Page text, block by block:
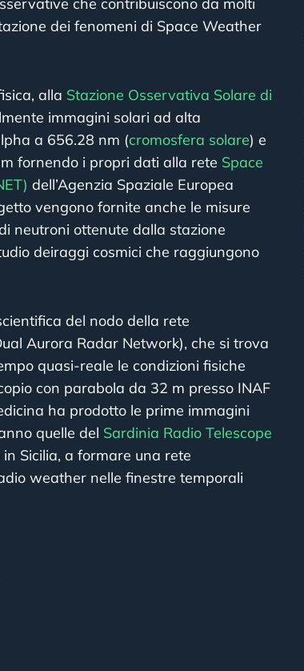
dei fenomeni di Space Weather
alla Stazione Osservativa Solare di
immagini solari ad alta
a 656.28 nm (cromosfera solare) e
fornendo i propri dati alla rete Space
dell’Agenzia Spaziale Europea
vengono fornite anche le misure
neutroni ottenute dalla stazione
deiraggi cosmici che raggiungono
del nodo della rete
Aurora Radar Network), che si trova
quasi-reale le condizioni fisiche
con parabola da 32 m presso INAF
ha prodotto le prime immagini
quelle del Sardinia Radio Telescope
Sicilia, a formare una rete
weather nelle finestre temporali